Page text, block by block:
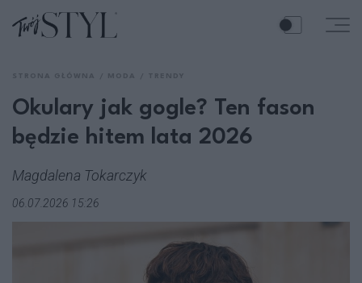
Okulary jak gogle? Ten fason
będzie hitem lata 2026
Magdalena Tokarczyk
06.07.2026 15:26